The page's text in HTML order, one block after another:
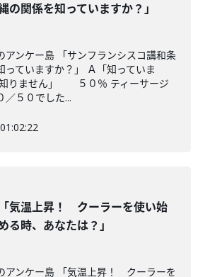
の関係を知っていますか？」
アンケー島 「サンフランシスコ講和条
っていますか？」 Ａ「知っていま
りません」 ５０％ ティーサージ
／５０でした...
01:02:22
「気温上昇！ クーラーを使い始
る時、あなたは？」
アンケー島 「気温上昇！ クーラーを